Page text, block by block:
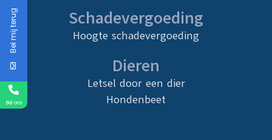
Schadevergoeding
Hoogte schadevergoeding
Dieren
Letsel door een dier
Hondenbeet
Bel mij terug
Bel ons